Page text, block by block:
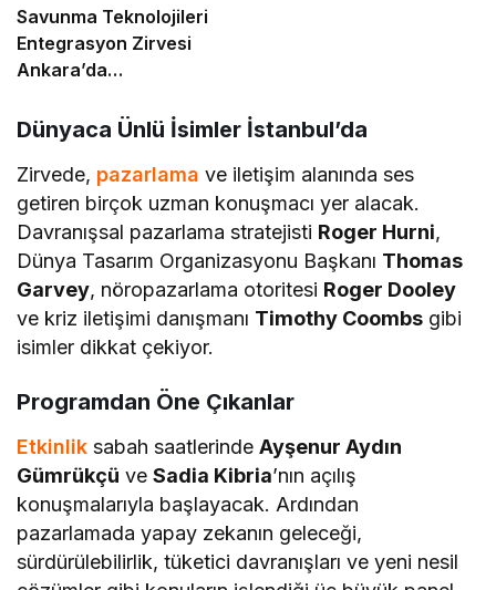
Savunma Teknolojileri
Entegrasyon Zirvesi
Ankara’da
Dünyaca Ünlü İsimler İstanbul’da
Zirvede, pazarlama ve iletişim alanında ses
getiren birçok uzman konuşmacı yer alacak.
Davranışsal pazarlama stratejisti Roger Hurni,
Dünya Tasarım Organizasyonu Başkanı Thomas
Garvey, nöropazarlama otoritesi Roger Dooley
ve kriz iletişimi danışmanı Timothy Coombs gibi
isimler dikkat çekiyor.
Programdan Öne Çıkanlar
Etkinlik sabah saatlerindeAyşenur Aydın
Gümrükçü veSadia Kibria’nın açılış
konuşmalarıyla başlayacak. Ardından
pazarlamada yapay zekanın geleceği,
sürdürülebilirlik, tüketici davranışları ve yeni nesil